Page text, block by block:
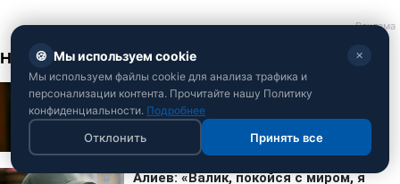
🍪 Мы используем cookie ✕
Мы используем файлы cookie для анализа трафика и
персонализации контента. Прочитайте нашу Политику
конфиденциальности. Подробнее
Отклонить Принять все